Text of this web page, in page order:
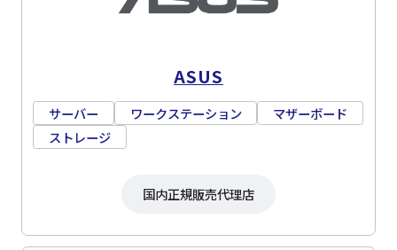
ASUS
サーバー ワークステーション
マザーボード
ストレージ
国内正規販売代理店